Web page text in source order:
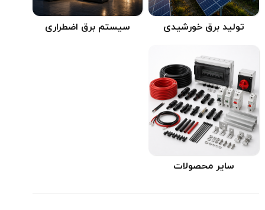
تولید برق خورشیدی سیستم برق اضطراری
سایر محصولات